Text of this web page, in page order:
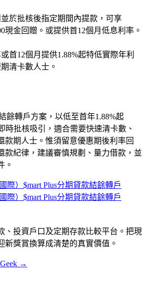
於批核後指定期間內提款，可享
現金回贈。或提供首12個月低息利率。
首12個月提供1.88%起特低實際年利
清卡數人士。
餘轉戶方案，以低至首年1.88%起
時批核吸引，適合需要快速清卡數、
款期人士。惟須留意優惠期後利率回
款紀律，建議審慎規劃、量力借款，並
。
際）$mart Plus分期貸款結餘轉戶
際）$mart Plus分期貸款結餘轉戶
、投資戶口及定期存款比較平台。把現
新獎賞換算成清楚的真實價值。
→